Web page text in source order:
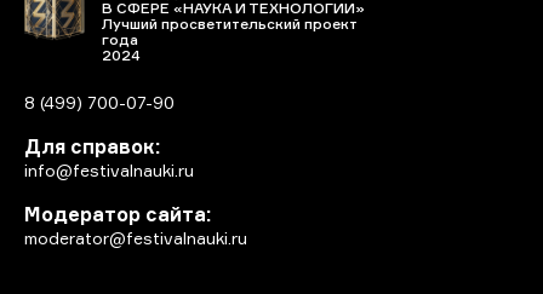
В СФЕРЕ «НАУКА И ТЕХНОЛОГИИ»
Лучший просветительский проект
года
2024
8 (499) 700-07-90
Для справок:
info@festivalnauki.ru
Модератор сайта:
moderator@festivalnauki.ru